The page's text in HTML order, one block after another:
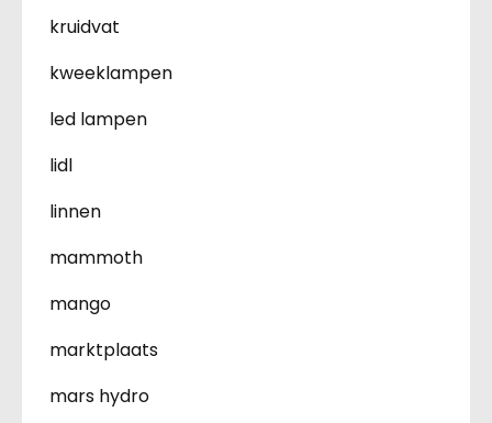
kruidvat
kweeklampen
led lampen
lidl
linnen
mammoth
mango
marktplaats
mars hydro